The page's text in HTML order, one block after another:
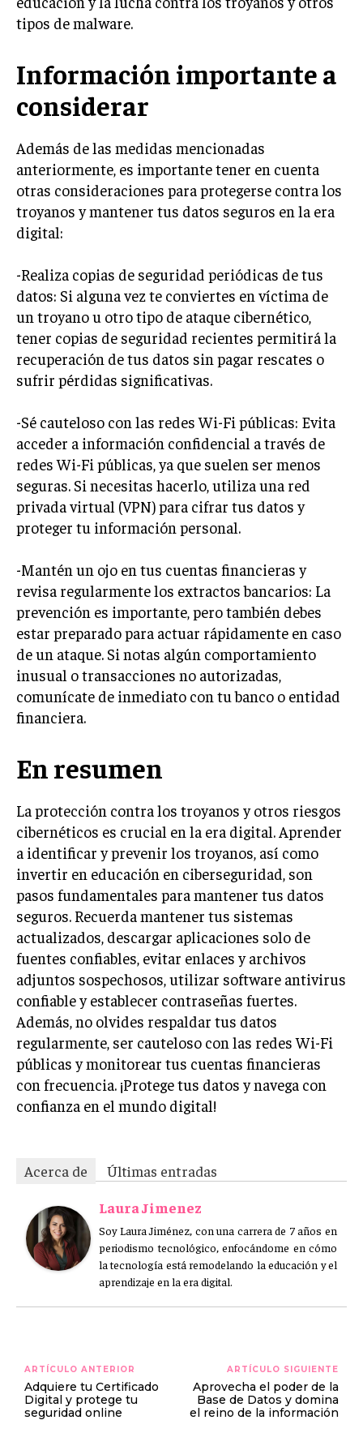
tipos de malware.
Información importante a
considerar
Además de las medidas mencionadas
anteriormente, es importante tener en cuenta
otras consideraciones para protegerse contra los
troyanos y mantener tus datos seguros en la era
digital:
-Realiza copias de seguridad periódicas de tus
datos: Si alguna vez te conviertes en víctima de
un troyano u otro tipo de ataque cibernético,
tener copias de seguridad recientes permitirá la
recuperación de tus datos sin pagar rescates o
sufrir pérdidas significativas.
-Sé cauteloso con las redes Wi-Fi públicas: Evita
acceder a información confidencial a través de
redes Wi-Fi públicas, ya que suelen ser menos
seguras. Si necesitas hacerlo, utiliza una red
privada virtual (VPN) para cifrar tus datos y
proteger tu información personal.
-Mantén un ojo en tus cuentas financieras y
revisa regularmente los extractos bancarios: La
prevención es importante, pero también debes
estar preparado para actuar rápidamente en caso
de un ataque. Si notas algún comportamiento
inusual o transacciones no autorizadas,
comunícate de inmediato con tu banco o entidad
financiera.
En resumen
La protección contra los troyanos y otros riesgos
cibernéticos es crucial en la era digital. Aprender
a identificar y prevenir los troyanos, así como
invertir en educación en ciberseguridad, son
pasos fundamentales para mantener tus datos
seguros. Recuerda mantener tus sistemas
actualizados, descargar aplicaciones solo de
fuentes confiables, evitar enlaces y archivos
adjuntos sospechosos, utilizar software antivirus
confiable y establecer contraseñas fuertes.
Además, no olvides respaldar tus datos
regularmente, ser cauteloso con las redes Wi-Fi
públicas y monitorear tus cuentas financieras
con frecuencia. ¡Protege tus datos y navega con
confianza en el mundo digital!
Acerca de
Últimas entradas
Laura Jimenez
Soy Laura Jiménez, con una carrera de 7 años en
periodismo tecnológico, enfocándome en cómo
la tecnología está remodelando la educación y el
aprendizaje en la era digital.
ARTÍCULO ANTERIOR
Adquiere tu Certificado
Digital y protege tu
seguridad online
ARTÍCULO SIGUIENTE
Aprovecha el poder de la
Base de Datos y domina
el reino de la información